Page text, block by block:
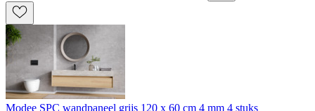
Modee SPC wandpaneel grijs 120 x 60 cm 4 mm 4 stuks